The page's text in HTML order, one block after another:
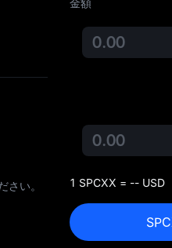
い。
金額
1 SPCXX = -- USD